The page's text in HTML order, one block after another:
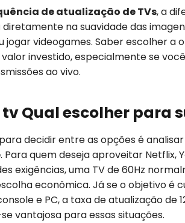
de atualização de TVs, a
diretamente na suavidade das
jogar videogames. Saber escolher
investido, especialmente se
ao vivo.
tv Qual escolher para
decidir entre as opções é analisar
. Para quem deseja aproveitar Netflix,
exigências, uma TV de 60Hz
econômica. Já se o objetivo é
e PC, a taxa de atualização de
vantajosa para essas situações.